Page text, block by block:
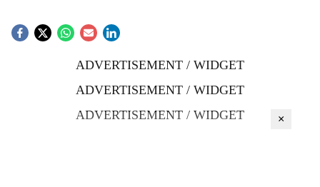
ADVERTISEMENT / WIDGET
ADVERTISEMENT / WIDGET
ADVERTISEMENT / WIDGET
×